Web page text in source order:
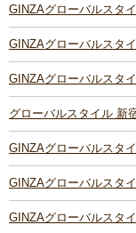
GINZAグローバルスタ
GINZAグローバルスタ
GINZAグローバルスタ
グローバルスタイル 新
GINZAグローバルスタ
GINZAグローバルスタ
GINZAグローバルスタ